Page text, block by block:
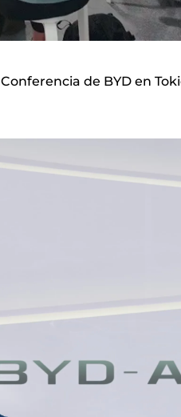
Conferencia de BYD en